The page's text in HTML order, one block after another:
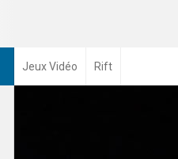
Jeux Vidéo Rift